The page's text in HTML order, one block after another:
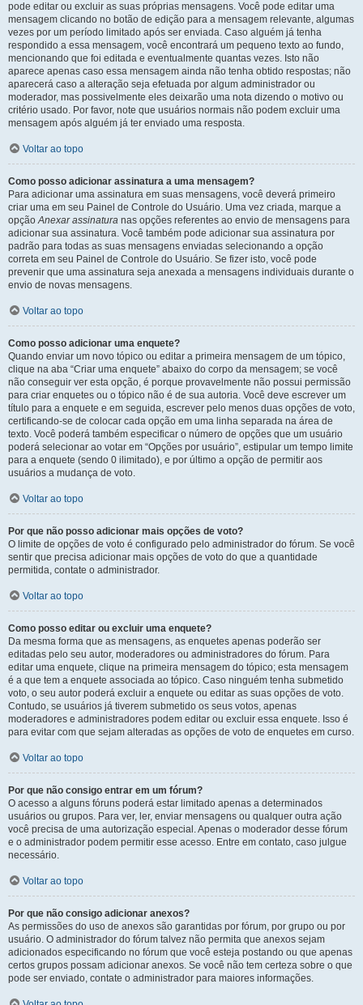
pode editar ou excluir as suas próprias mensagens. Você pode editar uma
mensagem clicando no botão de edição para a mensagem relevante, algumas
vezes por um período limitado após ser enviada. Caso alguém já tenha
respondido a essa mensagem, você encontrará um pequeno texto ao fundo,
mencionando que foi editada e eventualmente quantas vezes. Isto não
aparece apenas caso essa mensagem ainda não tenha obtido respostas; não
aparecerá caso a alteração seja efetuada por algum administrador ou
moderador, mas possivelmente eles deixarão uma nota dizendo o motivo ou
critério usado. Por favor, note que usuários normais não podem excluir uma
mensagem após alguém já ter enviado uma resposta.
Voltar ao topo
Como posso adicionar assinatura a uma mensagem?
Para adicionar uma assinatura em suas mensagens, você deverá primeiro
criar uma em seu Painel de Controle do Usuário. Uma vez criada, marque a
opçãoAnexar assinatura nas opções referentes ao envio de mensagens para
adicionar sua assinatura. Você também pode adicionar sua assinatura por
padrão para todas as suas mensagens enviadas selecionando a opção
correta em seu Painel de Controle do Usuário. Se fizer isto, você pode
prevenir que uma assinatura seja anexada a mensagens individuais durante o
envio de novas mensagens.
Voltar ao topo
Como posso adicionar uma enquete?
Quando enviar um novo tópico ou editar a primeira mensagem de um tópico,
clique na aba “Criar uma enquete” abaixo do corpo da mensagem; se você
não conseguir ver esta opção, é porque provavelmente não possui permissão
para criar enquetes ou o tópico não é de sua autoria. Você deve escrever um
título para a enquete e em seguida, escrever pelo menos duas opções de voto,
certificando-se de colocar cada opção em uma linha separada na área de
texto. Você poderá também especificar o número de opções que um usuário
poderá selecionar ao votar em “Opções por usuário”, estipular um tempo limite
para a enquete (sendo 0 ilimitado), e por último a opção de permitir aos
usuários a mudança de voto.
Voltar ao topo
Por que não posso adicionar mais opções de voto?
O limite de opções de voto é configurado pelo administrador do fórum. Se você
sentir que precisa adicionar mais opções de voto do que a quantidade
permitida, contate o administrador.
Voltar ao topo
Como posso editar ou excluir uma enquete?
Da mesma forma que as mensagens, as enquetes apenas poderão ser
editadas pelo seu autor, moderadores ou administradores do fórum. Para
editar uma enquete, clique na primeira mensagem do tópico; esta mensagem
é a que tem a enquete associada ao tópico. Caso ninguém tenha submetido
voto, o seu autor poderá excluir a enquete ou editar as suas opções de voto.
Contudo, se usuários já tiverem submetido os seus votos, apenas
moderadores e administradores podem editar ou excluir essa enquete. Isso é
para evitar com que sejam alteradas as opções de voto de enquetes em curso.
Voltar ao topo
Por que não consigo entrar em um fórum?
O acesso a alguns fóruns poderá estar limitado apenas a determinados
usuários ou grupos. Para ver, ler, enviar mensagens ou qualquer outra ação
você precisa de uma autorização especial. Apenas o moderador desse fórum
e o administrador podem permitir esse acesso. Entre em contato, caso julgue
necessário.
Voltar ao topo
Por que não consigo adicionar anexos?
As permissões do uso de anexos são garantidas por fórum, por grupo ou por
usuário. O administrador do fórum talvez não permita que anexos sejam
adicionados especificando no fórum que você esteja postando ou que apenas
certos grupos possam adicionar anexos. Se você não tem certeza sobre o que
pode ser enviado, contate o administrador para maiores informações.